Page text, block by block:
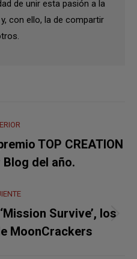
de unir esta pasión a la
con ello, la de compartir
Publicación
anterior:
TOP CREATION
Blog del año.
Publicación
siguiente:
Survive’, los
MoonCrackers